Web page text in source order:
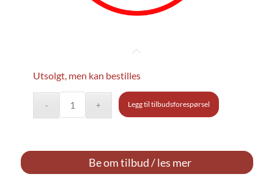
Utsolgt, men kan bestilles
Legg til tilbudsforespørsel
Be om tilbud / les mer